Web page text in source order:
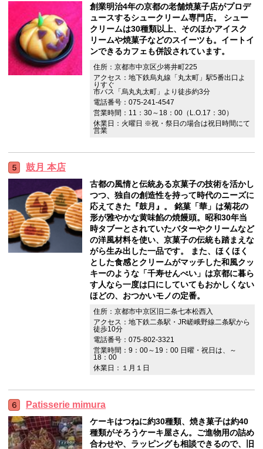
創業明治4年の京都の老舗焼菓子店がプロデ
ュースするシュークリーム専門店。 シュー
クリームは30種類以上、そのほかアイスク
リームや焼菓子などのスイーツも。イートイ
ンできるカフェも併設されています。
住所：京都市中京区少将井町225
アクセス：地下鉄烏丸線「丸太町」駅5番出口よ
りすぐ
市バス「烏丸丸太町」より徒歩約3分
電話番号：075-241-4547
営業時間：11：30～18：00（L.O.17：30）
休業日：火曜日 ※祝・祭日の場合は祝日時間にて
営業
鼓月 本店
古都の風情と伝統ある京菓子の技術を活かし
つつ、独自の創造性を持って時代のニーズに
応えてきた『鼓月』。 銘菓「華」は菊花の
形が雅やかな黄味餡の焼饅頭。昭和30年当
時タブーとされていたバターやクリームなど
の洋風材料を使い、京菓子の伝統も踏まえな
がら生み出した一品です。 また、ほくほく
とした食感とクリームがマッチした和風クッ
キーのような「千寿せんべい」は京都に暮ら
す人なら一度は口にしていてもおかしくない
ほどの、おつかいモノの定番。
住所：京都市中京区旧二条七本松西入
アクセス：地下鉄二条駅・JR嵯峨野線二条駅から
徒歩10分
電話番号：075-802-3321
営業時間：9：00～19：00 日曜・祝日は、～
18：00
休業日：１月１日
Patisserie mimura
ケーキはつねに約30種類、焼き菓子は約40
種類がそろうケーキ屋さん。ご進物用の詰め
合わせや、ラッピングも相談できるので、旧